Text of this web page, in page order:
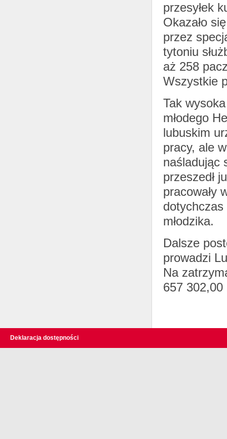
przesyłek
Okazało
przez
tytoniu
aż 258
Wszystkie
Tak
młodego
lubuskim
pracy, ale
naśladując
przeszedł
pracowały
młodzika.
Dalsze
prowadzi
Na
657 302,00
Deklaracja dostępności